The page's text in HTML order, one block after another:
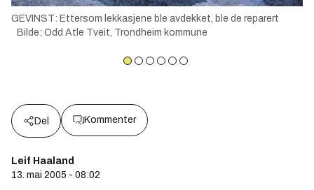
GEVINST: Ettersom lekkasjene ble avdekket, ble de reparert
Bilde: Odd Atle Tveit, Trondheim kommune
Del Kommenter
Leif Haaland
13. mai 2005 - 08:02